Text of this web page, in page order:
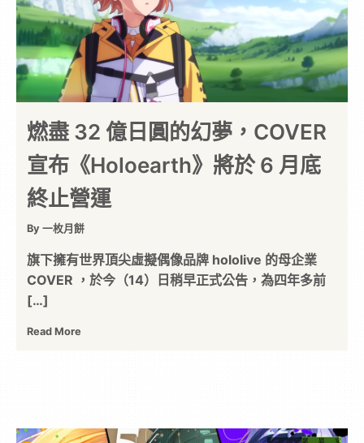
燃盡 32 億日圓的幻夢，COVER
宣布《Holoearth》將於 6 月底
終止營運
By 一枚月餅
旗下擁有世界頂尖虛擬偶像品牌 hololive 的母企業
COVER ，於今（14）日稍早正式公告，為四年多前
[…]
Read More